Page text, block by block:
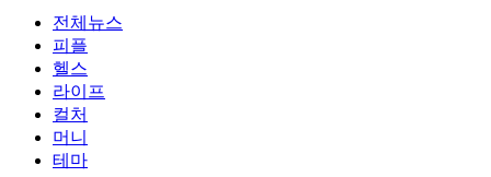
전체뉴스
피플
헬스
라이프
컬처
머니
테마